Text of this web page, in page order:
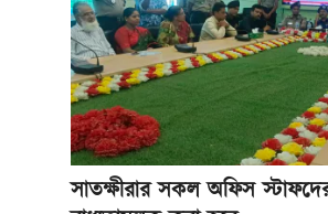
সাতক্ষীরার সকল অফিস